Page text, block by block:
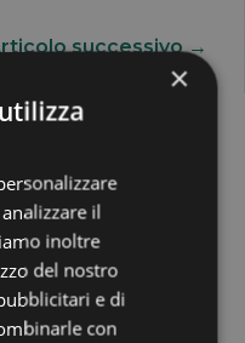
successivo→
che
×
il
inoltre
del nostro
e di
con